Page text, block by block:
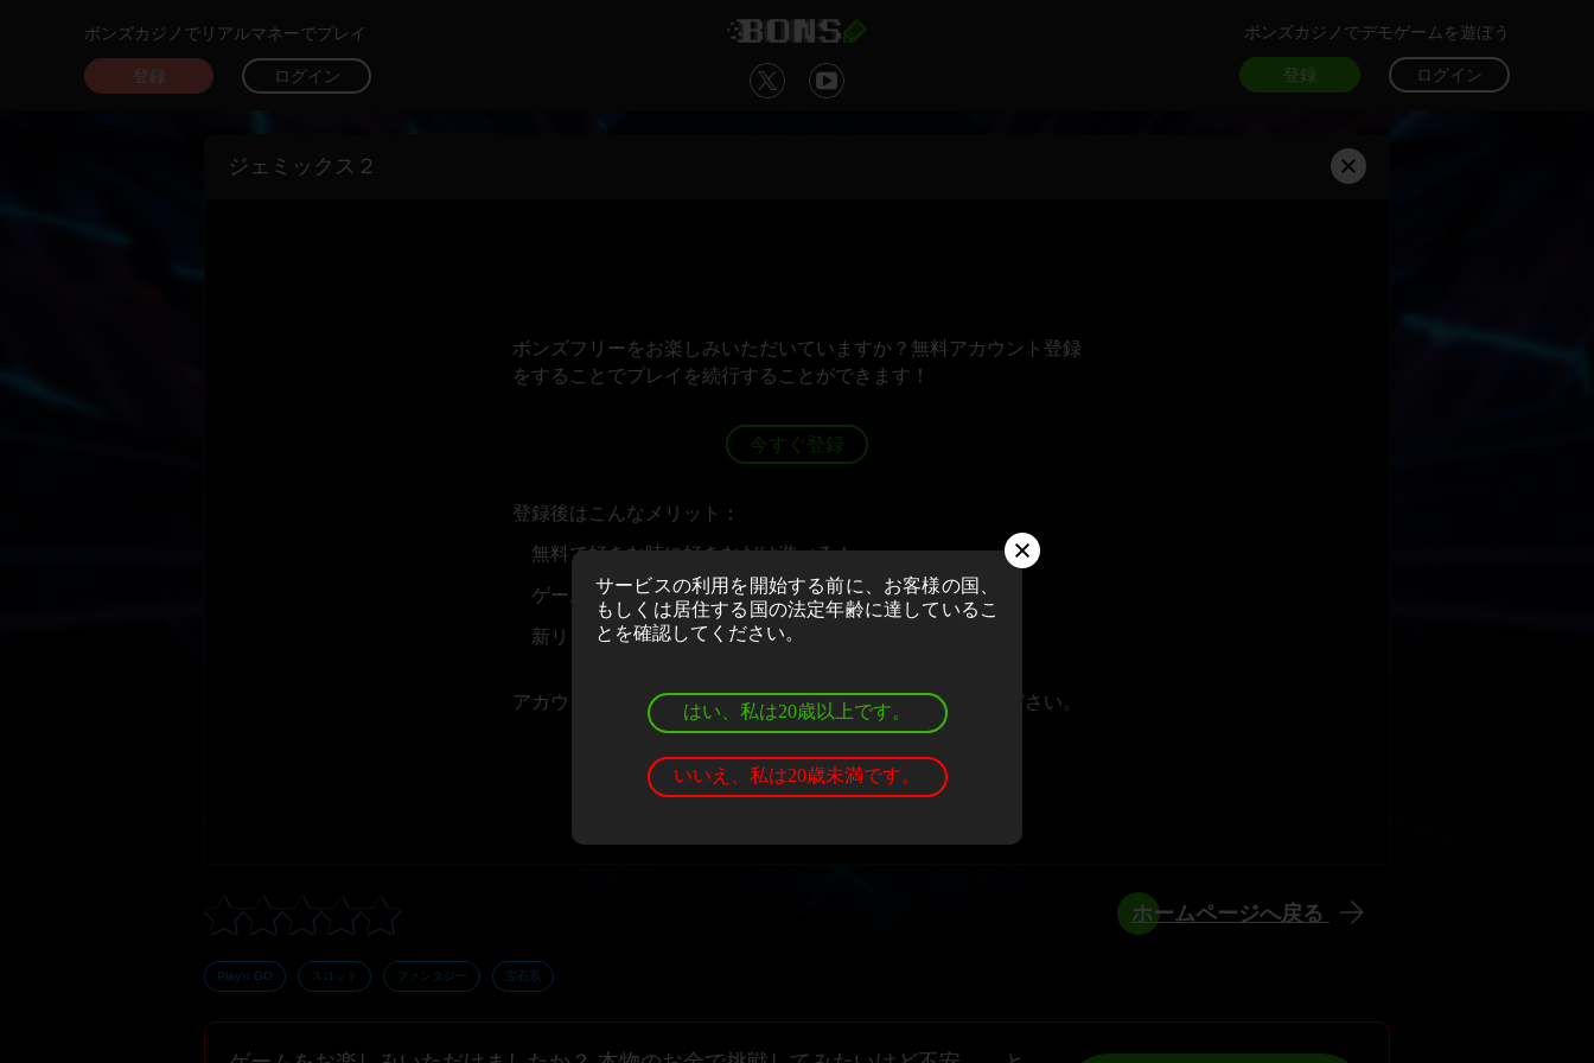
ボンズカジノでリアルマネーでプレイ
登録 ログイン
ボンズカジノでデモゲームを遊ぼう
登録 ログイン
サービスの利用を開始する前に、お客様の国、
もしくは居住する国の法定年齢に達しているこ
とを確認してください。
はい、私は20歳以上です。
いいえ、私は20歳未満です。
ジェミックス２
ボンズフリーをお楽しみいただいていますか？無料アカウント登録
をすることでプレイを続行することができます！
今すぐ登録
登録後はこんなメリット：
無料で好きな時に好きなだけ遊べる！
ゲームの評価＆レビューを投稿できる！
新リリースや大会情報のニュースレターを受け取れる！
アカウントお持ちの場合、ログインしゲームをお楽しみください。
Play'n GO スロット ファンタジー 宝石系
ホームページへ戻る